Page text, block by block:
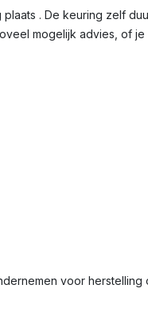
. De keuring zelf
mogelijk advies, of je
voor herstelling